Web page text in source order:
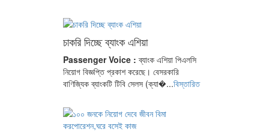
চাকরি দিচ্ছে ব্যাংক এশিয়া
Passenger Voice : ব্যাংক এশিয়া পিএলসি
নিয়োগ বিজ্ঞপ্তি প্রকাশ করেছে। বেসরকারি
বাণিজ্যিক ব্যাংকটি টিবি সেলস (ক্যা�...বিস্তারিত